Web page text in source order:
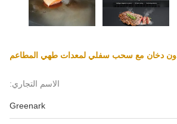
بدون دخان مع سحب سفلي لمعدات طهي المطاعم
الاسم التجاري:
Greenark